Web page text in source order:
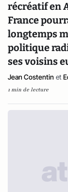
récréatif en
France
longtemps
politique
ses voisins
Jean Costentin et
1 min de lecture